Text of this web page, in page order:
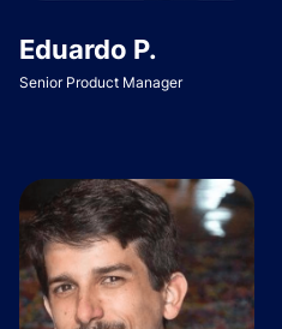
Eduardo P.
Senior Product Manager